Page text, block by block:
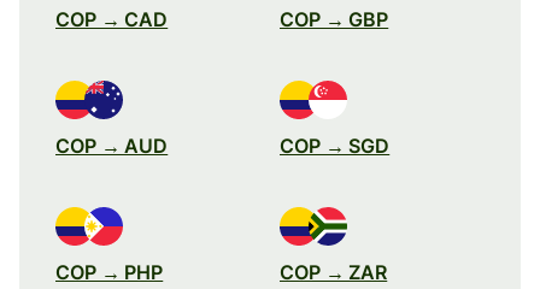
COP → CAD COP → GBP
COP → AUD COP → SGD
COP → PHP COP → ZAR